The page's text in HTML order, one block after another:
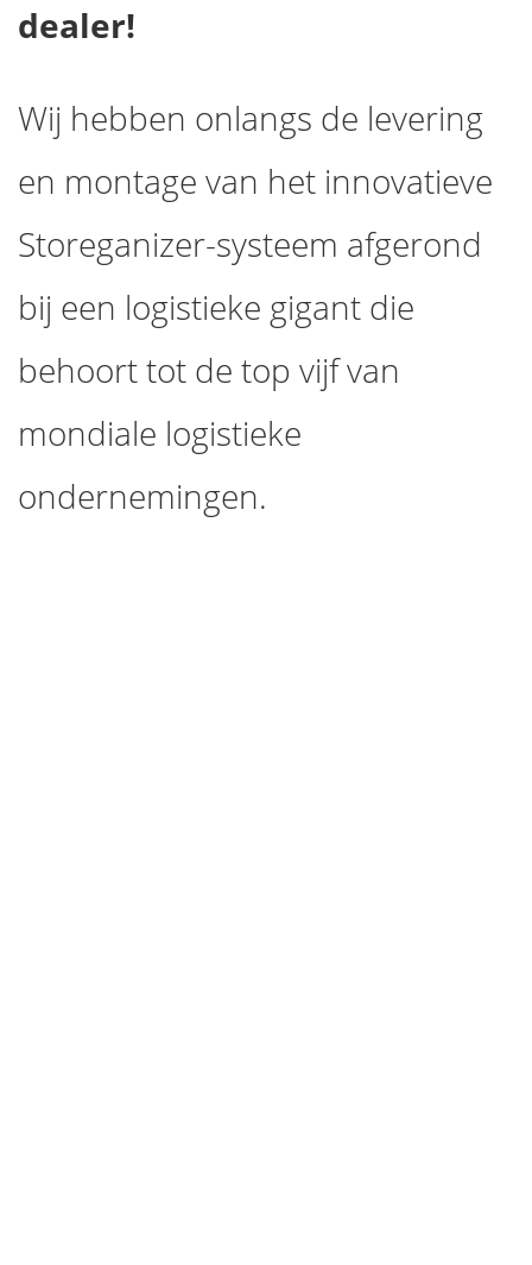
dealer!
Wij hebben onlangs de levering
en montage van het innovatieve
Storeganizer-systeem afgerond
bij een logistieke gigant die
behoort tot de top vijf van
mondiale logistieke
ondernemingen.